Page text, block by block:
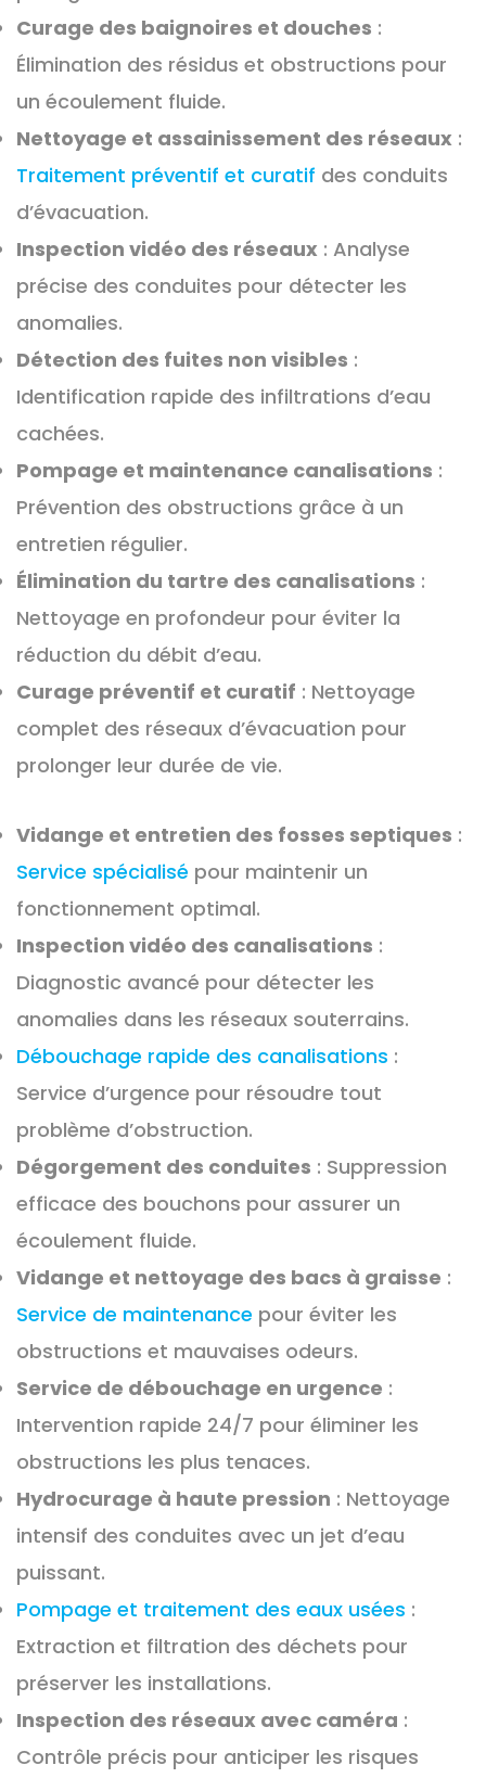
Curage des baignoires et douches :
Élimination des résidus et obstructions pour
un écoulement fluide.
Nettoyage et assainissement des réseaux :
Traitement préventif et curatif des conduits
d’évacuation.
Inspection vidéo des réseaux : Analyse
précise des conduites pour détecter les
anomalies.
Détection des fuites non visibles :
Identification rapide des infiltrations d’eau
cachées.
Pompage et maintenance canalisations :
Prévention des obstructions grâce à un
entretien régulier.
Élimination du tartre des canalisations :
Nettoyage en profondeur pour éviter la
réduction du débit d’eau.
Curage préventif et curatif : Nettoyage
complet des réseaux d’évacuation pour
prolonger leur durée de vie.
Vidange et entretien des fosses septiques :
Service spécialisé pour maintenir un
fonctionnement optimal.
Inspection vidéo des canalisations :
Diagnostic avancé pour détecter les
anomalies dans les réseaux souterrains.
Débouchage rapide des canalisations :
Service d’urgence pour résoudre tout
problème d’obstruction.
Dégorgement des conduites : Suppression
efficace des bouchons pour assurer un
écoulement fluide.
Vidange et nettoyage des bacs à graisse :
Service de maintenance pour éviter les
obstructions et mauvaises odeurs.
Service de débouchage en urgence :
Intervention rapide 24/7 pour éliminer les
obstructions les plus tenaces.
Hydrocurage à haute pression : Nettoyage
intensif des conduites avec un jet d’eau
puissant.
Pompage et traitement des eaux usées :
Extraction et filtration des déchets pour
préserver les installations.
Inspection des réseaux avec caméra :
Contrôle précis pour anticiper les risques